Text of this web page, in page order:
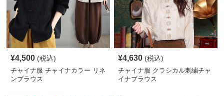
¥4,500 (税込)
チャイナ服 チャイナカラー リネ
ンブラウス
¥4,630 (税込)
チャイナ服 クラシカル刺繍チャ
イナブラウス